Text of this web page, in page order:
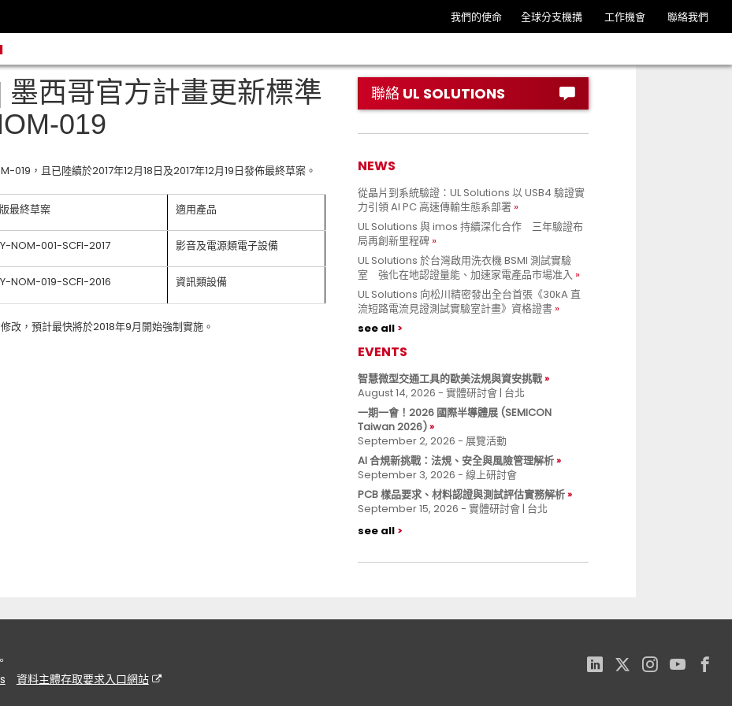
我們的使命 全球分支機搆 工作機會 聯絡我們
墨西哥官方計畫更新標準
019
，且已陸續於2017年12月18日及2017年12月19日發佈最終草案。
最終草案 適用產品
NOM-001-SCFI-2017 影音及電源類電子設備
NOM-019-SCFI-2016 資訊類設備
改，預計最快將於2018年9月開始強制實施。
聯絡 UL SOLUTIONS
NEWS
從晶片到系統驗證：UL Solutions 以 USB4 驗證實
力引領 AI PC 高速傳輸生態系部署
UL Solutions 與 imos 持續深化合作 三年驗證布
局再創新里程碑
UL Solutions 於台灣啟用洗衣機 BSMI 測試實驗
室 強化在地認證量能、加速家電產品市場准入
UL Solutions 向松川精密發出全台首張《30kA 直
流短路電流見證測試實驗室計畫》資格證書
see all
EVENTS
智慧微型交通工具的歐美法規與資安挑戰
August 14, 2026 - 實體研討會 | 台北
一期一會！2026 國際半導體展 (SEMICON
Taiwan 2026)
September 2, 2026 - 展覽活動
AI 合規新挑戰：法規、安全與風險管理解析
September 3, 2026 - 線上研討會
PCB 樣品要求、材料認證與測試評估實務解析
September 15, 2026 - 實體研討會 | 台北
see all
資料主體存取要求入口網站